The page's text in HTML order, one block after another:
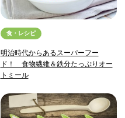
食・レシピ
明治時代からあるスーパーフー
ド！ 食物繊維＆鉄分たっぷりオー
トミール